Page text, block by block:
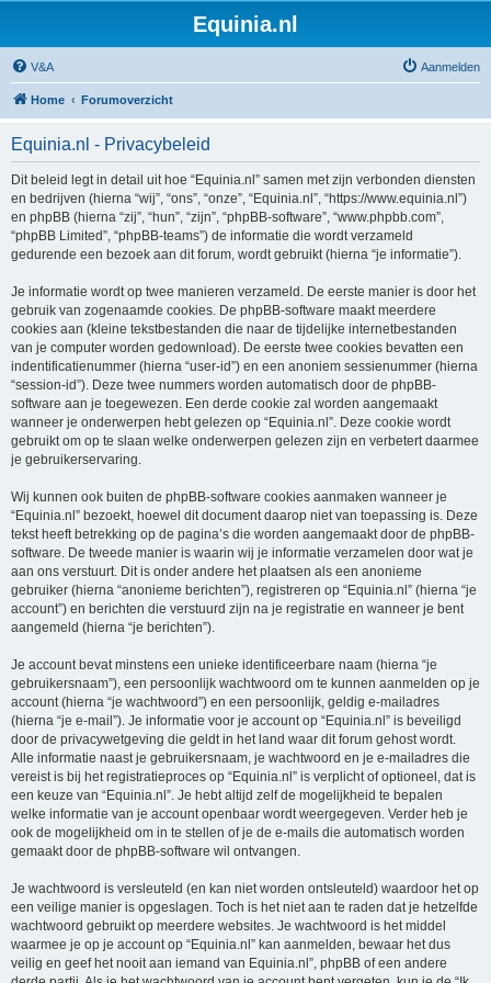
Equinia.nl
V&A Aanmelden
Home Forumoverzicht
Equinia.nl - Privacybeleid
Dit beleid legt in detail uit hoe “Equinia.nl” samen met zijn verbonden diensten
en bedrijven (hierna “wij”, “ons”, “onze”, “Equinia.nl”, “https://www.equinia.nl”)
en phpBB (hierna “zij”, “hun”, “zijn”, “phpBB-software”, “www.phpbb.com”,
“phpBB Limited”, “phpBB-teams”) de informatie die wordt verzameld
gedurende een bezoek aan dit forum, wordt gebruikt (hierna “je informatie”).
Je informatie wordt op twee manieren verzameld. De eerste manier is door het
gebruik van zogenaamde cookies. De phpBB-software maakt meerdere
cookies aan (kleine tekstbestanden die naar de tijdelijke internetbestanden
van je computer worden gedownload). De eerste twee cookies bevatten een
indentificatienummer (hierna “user-id”) en een anoniem sessienummer (hierna
“session-id”). Deze twee nummers worden automatisch door de phpBB-
software aan je toegewezen. Een derde cookie zal worden aangemaakt
wanneer je onderwerpen hebt gelezen op “Equinia.nl”. Deze cookie wordt
gebruikt om op te slaan welke onderwerpen gelezen zijn en verbetert daarmee
je gebruikerservaring.
Wij kunnen ook buiten de phpBB-software cookies aanmaken wanneer je
“Equinia.nl” bezoekt, hoewel dit document daarop niet van toepassing is. Deze
tekst heeft betrekking op de pagina’s die worden aangemaakt door de phpBB-
software. De tweede manier is waarin wij je informatie verzamelen door wat je
aan ons verstuurt. Dit is onder andere het plaatsen als een anonieme
gebruiker (hierna “anonieme berichten”), registreren op “Equinia.nl” (hierna “je
account”) en berichten die verstuurd zijn na je registratie en wanneer je bent
aangemeld (hierna “je berichten”).
Je account bevat minstens een unieke identificeerbare naam (hierna “je
gebruikersnaam”), een persoonlijk wachtwoord om te kunnen aanmelden op je
account (hierna “je wachtwoord”) en een persoonlijk, geldig e-mailadres
(hierna “je e-mail”). Je informatie voor je account op “Equinia.nl” is beveiligd
door de privacywetgeving die geldt in het land waar dit forum gehost wordt.
Alle informatie naast je gebruikersnaam, je wachtwoord en je e-mailadres die
vereist is bij het registratieproces op “Equinia.nl” is verplicht of optioneel, dat is
een keuze van “Equinia.nl”. Je hebt altijd zelf de mogelijkheid te bepalen
welke informatie van je account openbaar wordt weergegeven. Verder heb je
ook de mogelijkheid om in te stellen of je de e-mails die automatisch worden
gemaakt door de phpBB-software wil ontvangen.
Je wachtwoord is versleuteld (en kan niet worden ontsleuteld) waardoor het op
een veilige manier is opgeslagen. Toch is het niet aan te raden dat je hetzelfde
wachtwoord gebruikt op meerdere websites. Je wachtwoord is het middel
waarmee je op je account op “Equinia.nl” kan aanmelden, bewaar het dus
veilig en geef het nooit aan iemand van Equinia.nl”, phpBB of een andere